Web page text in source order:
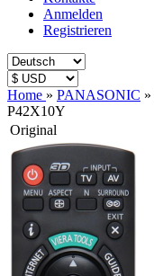
Anmelden
Registrieren
Home » PANASONIC »
P42X10Y
Original